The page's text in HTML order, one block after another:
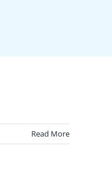
Read More